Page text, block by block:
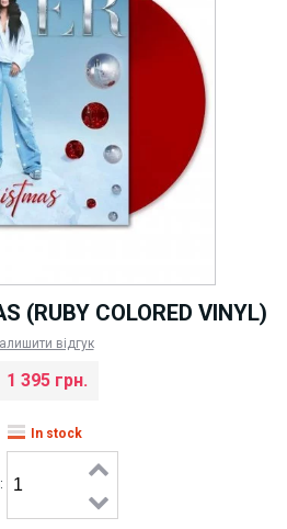
(RUBY COLORED VINYL)
відгук
1 395 грн.
In stock